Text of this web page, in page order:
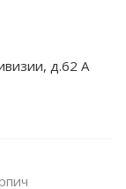
д.62 А